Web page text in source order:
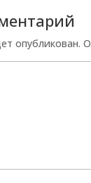
опубликован.